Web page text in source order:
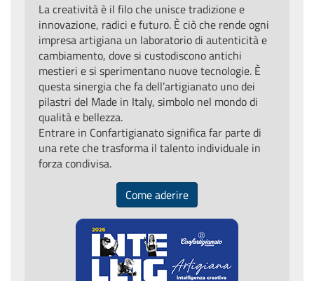
La creatività è il filo che unisce tradizione e
innovazione, radici e futuro. È ciò che rende ogni
impresa artigiana un laboratorio di autenticità e
cambiamento, dove si custodiscono antichi
mestieri e si sperimentano nuove tecnologie. È
questa sinergia che fa dell’artigianato uno dei
pilastri del Made in Italy, simbolo nel mondo di
qualità e bellezza.
Entrare in Confartigianato significa far parte di
una rete che trasforma il talento individuale in
forza condivisa.
Come aderire